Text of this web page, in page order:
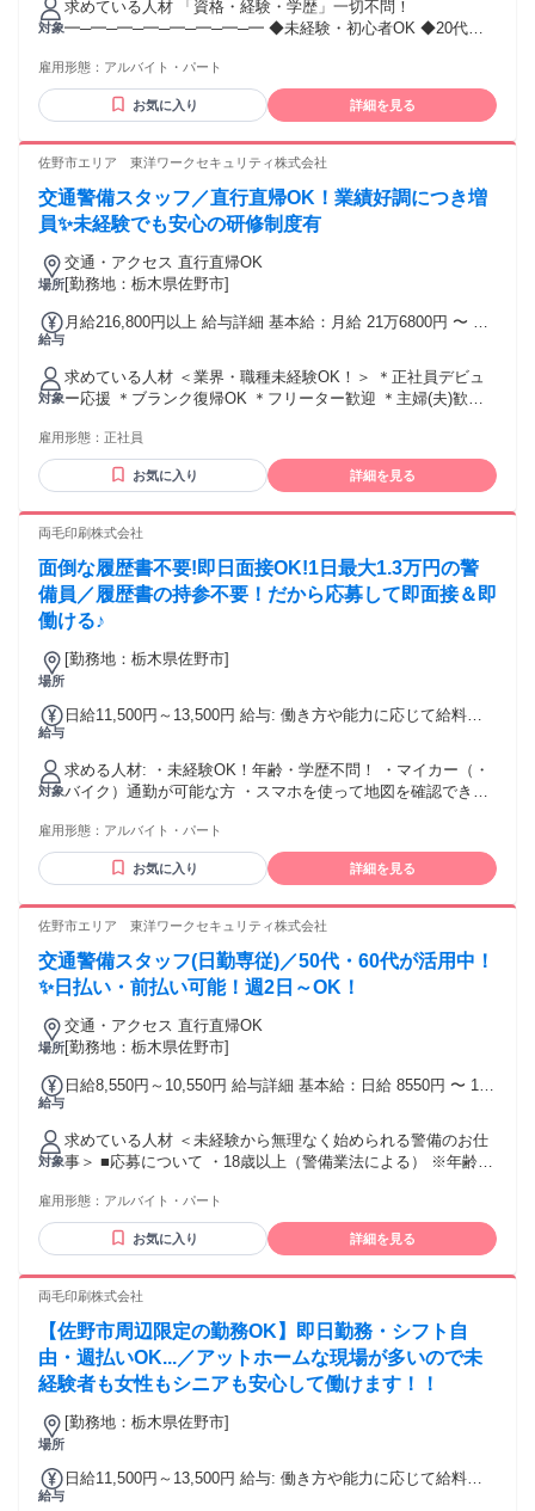
金額：なし ■高速道路規制 設置員 …日勤1万2000円～/夜勤1
万4000円～ ■一般道路規制 設置員 …日勤1万1500円～/夜勤1
万3500円～ ■交通誘導･イベント警備 …日勤1万円～/夜勤1万
当あり！】 高収入・高額求人をお探しの方に！ ★交通誘導検
定資格者は日給＋500円 検定資格配置現場なら日給＋1500円
対象
求めている人材 「資格・経験・学歴」一切不問！
━─━─━─━─━─━─━─━ ◆未経験・初心者OK ◆20代・
中 ◆60代以上のシニア活躍中 ◆無資格歓迎 ◆フリーター、
ブランクのある方歓迎 「シフト自由」で働きやすさ抜群
━─━─━─━─━─━─━─━ ◆学生歓迎!! ◆長期歓迎 ◆主婦
業）OK 「採用率UP!!」警備経験のある方
験者 ◆防災センターや施設警備、 パトロールなどの警備員経
験者や 道路警備、駐車場警備の経験者 ◆巡回、監視、安全管
先輩スタッフの前職＞ ・軽作業、清掃、運送ドライバーの経
験者や ・販売、接客、コンビニや土木系の経験者など 様々な
雇用形態： アルバイト・パート
お気に入り 詳細を見る
佐野市エリア 東洋ワークセキュリティ株式会社
交通警備スタッフ／直行直帰OK！業績好調につき増
員✨未経験でも安心の研修制度有
場所
交通・アクセス 直行直帰OK
[勤務地：栃木県佐野市]
給与
月給216,800円以上 給与詳細 基本給：月給 21万6800円 〜 固
皆勤・家族手当金額：なし 全員に一律で支払われるその他手
当金額：なし ※経験や能力を考慮し決定 ◆交通費規定支給
◆遠方手当あり ◆資格手当あり ◆賞与あり
対象
求めている人材 ＜業界・職種未経験OK！＞ ＊正社員デビュ
ー応援 ＊ブランク復帰OK ＊フリーター歓迎 ＊主婦(夫)歓迎
◇普通自動車免許 ◇警備業務経験 ◇交通誘導警備1級・2級
◇施設警備1級・2級
雇用形態： 正社員
お気に入り 詳細を見る
両毛印刷株式会社
面倒な履歴書不要!即日面接OK!1日最大1.3万円の警
備員／履歴書の持参不要！だから応募して即面接＆即
働ける♪
場所
[勤務地：栃木県佐野市]
給与
日給11,500円～13,500円 給与: 働き方や能力に応じて給料が
対象
求める人材: ・未経験OK！年齢・学歴不問！ ・マイカー（・
バイク）通勤が可能な方 ・スマホを使って地図を確認できる
雇用形態： アルバイト・パート
お気に入り 詳細を見る
佐野市エリア 東洋ワークセキュリティ株式会社
交通警備スタッフ(日勤専従)／50代・60代が活用中！
✨日払い・前払い可能！週2日～OK！
場所
交通・アクセス 直行直帰OK
[勤務地：栃木県佐野市]
給与
日給8,550円～10,550円 給与詳細 基本給：日給 8550円 〜 1万
る通勤・皆勤・家族手当金額：なし 全員に一律で支払われる
その他手当金額：なし ※経験や能力を考慮し決定 ◆交通費規
定支給 ◆遠方手当あり ◆日払い・週払いOK(規定)
対象
求めている人材 ＜未経験から無理なく始められる警備のお仕
事＞ ■応募について ・18歳以上（警備業法による） ※年齢・
タート多数 ・お仕事ブランクがある方 ・定年後のセカンドワ
ークをお探しの方 ・自分のペースで無理なく働きたい方 ・副
業・Wワーク希望の方 ■働き方 ・週数日からOK／掛け持ち
格（なくてもOK） ・普通自動車免許 ・警備業務の経験 ・交
のお仕事も大歓迎／ 研修があるので安心してスタートできま
す◎
雇用形態： アルバイト・パート
お気に入り 詳細を見る
両毛印刷株式会社
【佐野市周辺限定の勤務OK】即日勤務・シフト自
由・週払いOK...／アットホームな現場が多いので未
経験者も女性もシニアも安心して働けます！！
場所
[勤務地：栃木県佐野市]
給与
日給11,500円～13,500円 給与: 働き方や能力に応じて給料が